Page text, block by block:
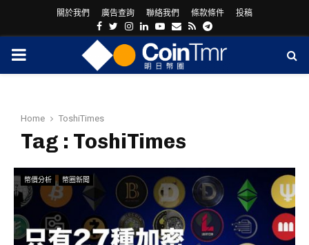
關於我們 廣告查詢 聯絡我們 條款條件 投稿
Facebook
Twitter
Instagram
LinkedinYoutube
Email
RssTelegram
PRIMARY
Home ToshiTimes
Tag : ToshiTimes
幣價分析 幣圈新聞